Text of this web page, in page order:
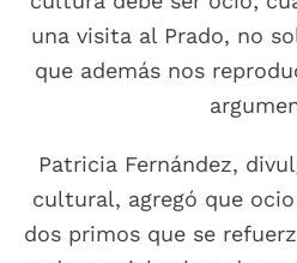
una visita al Prado, no
que además nos
Patricia Fernández,
cultural, agregó que
dos primos que se